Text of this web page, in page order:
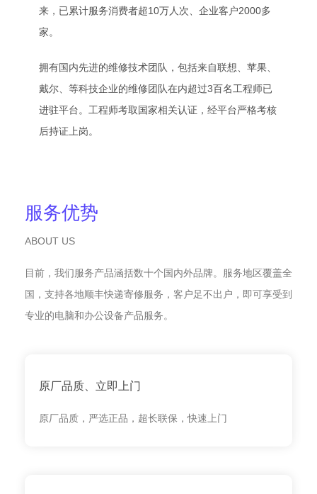
来，已累计服务消费者超10万人次、企业客户2000多
家。
拥有国内先进的维修技术团队，包括来自联想、苹果、
戴尔、等科技企业的维修团队在内超过3百名工程师已
进驻平台。工程师考取国家相关认证，经平台严格考核
后持证上岗。
服务优势
ABOUT US
目前，我们服务产品涵括数十个国内外品牌。服务地区覆盖全
国，支持各地顺丰快递寄修服务，客户足不出户，即可享受到
专业的电脑和办公设备产品服务。
原厂品质、立即上门
原厂品质，严选正品，超长联保，快速上门